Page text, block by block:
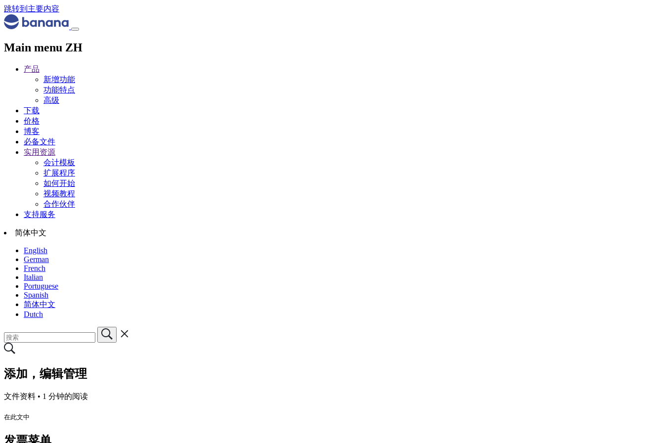
跳转到主要内容
Main menu ZH
产品
新增功能
功能特点
高级
下载
价格
博客
必备文件
实用资源
会计模板
扩展程序
如何开始
视频教程
合作伙伴
支持服务
简体中文
English
German
French
Italian
Portuguese
Spanish
简体中文
Dutch
添加，编辑管理
文件资料 • 1 分钟的阅读
在此文中